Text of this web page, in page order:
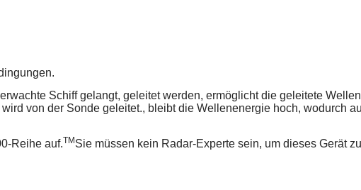
Schiff gelangt, geleitet werden, ermöglicht die geleitete
von der Sonde geleitet., bleibt die Wellenenergie hoch, wodurch
Reihe auf.TM Sie müssen kein Radar-Experte sein, um dieses Gerät